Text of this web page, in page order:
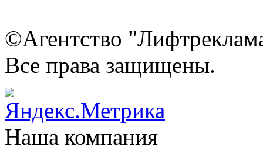
©Агентство
Все права защищены.
Наша компания